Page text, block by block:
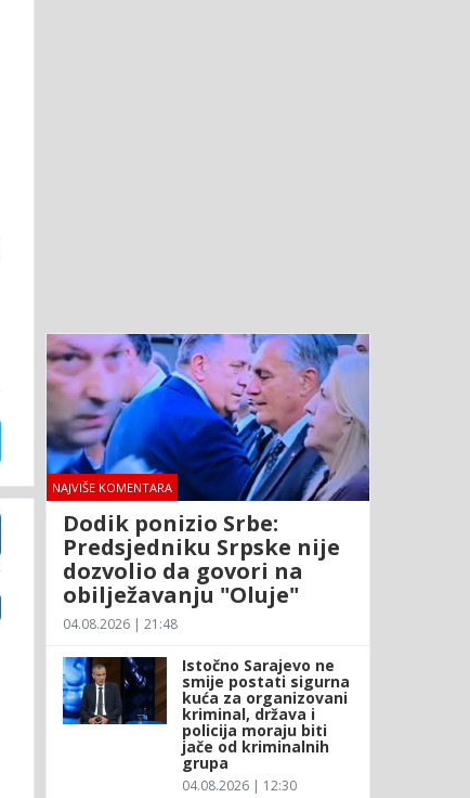
NAJVIŠE KOMENTARA
Dodik ponizio Srbe:
Predsjedniku Srpske nije
dozvolio da govori na
obilježavanju "Oluje"
04.08.2026 | 21:48
Istočno Sarajevo ne
smije postati sigurna
kuća za organizovani
kriminal, država i
policija moraju biti
jače od kriminalnih
grupa
04.08.2026 | 12:30